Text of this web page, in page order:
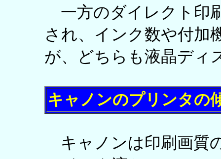
一方のダイレクト印
され、インク数や付加
が、どちらも液晶ディ
キャノンのプリンタの
キャノンは印刷画質